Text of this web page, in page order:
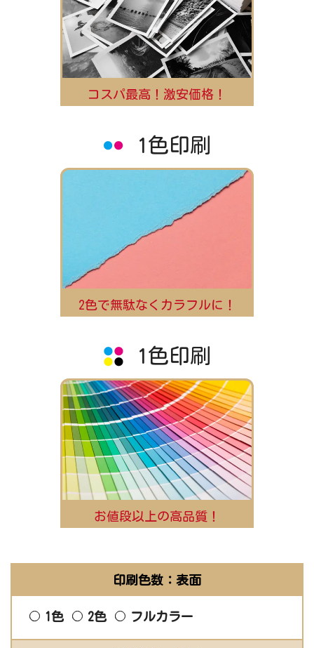
コスパ最高！激安価格！
1色印刷
2色で無駄なくカラフルに！
1色印刷
お値段以上の高品質！
印刷色数：表面
1色 2色 フルカラー